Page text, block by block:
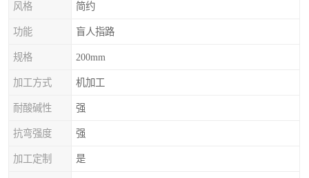
风格 简约
功能 盲人指路
规格 200mm
加工方式 机加工
耐酸碱性 强
抗弯强度 强
加工定制 是